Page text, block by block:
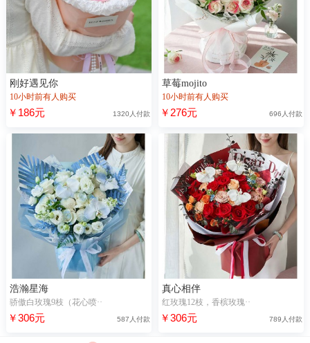
刚好遇见你
10小时前有人购买
￥186元 1320人付款
草莓mojito
10小时前有人购买
￥276元 696人付款
浩瀚星海
骄傲白玫瑰9枝（花心喷··
￥306元 587人付款
真心相伴
红玫瑰12枝，香槟玫瑰··
￥306元 789人付款